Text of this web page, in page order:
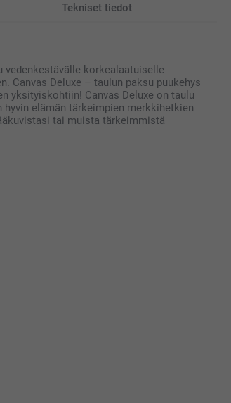
Tekniset tiedot
vedenkestävälle korkealaatuiselle
Canvas Deluxe – taulun paksu puukehys
yksityiskohtiin! Canvas Deluxe on taulu
elämän tärkeimpien merkkihetkien
tai muista tärkeimmistä